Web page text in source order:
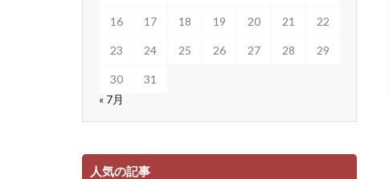
16 17 18 19 20 21 22
23 24 25 26 27 28 29
30
31
« 7月
人気の記事